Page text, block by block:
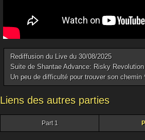
Rediffusion du Live du 30/08/2025
Suite de Shantae Advance: Risky
Un peu de difficulté pour trouver son chemin
Liens des autres parties
Part 1